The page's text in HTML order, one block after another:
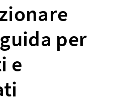
per
e